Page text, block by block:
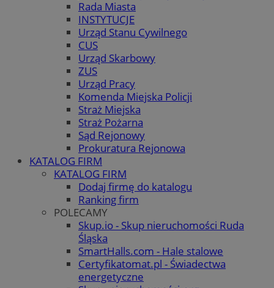
Rada Miasta
INSTYTUCJE
Urząd Stanu Cywilnego
CUS
Urząd Skarbowy
ZUS
Urząd Pracy
Komenda Miejska Policji
Straż Miejska
Straż Pożarna
Sąd Rejonowy
Prokuratura Rejonowa
KATALOG FIRM
KATALOG FIRM
Dodaj firmę do katalogu
Ranking firm
POLECAMY
Skup.io - Skup nieruchomości Ruda
Śląska
SmartHalls.com - Hale stalowe
Certyfikatomat.pl - Świadectwa
energetyczne